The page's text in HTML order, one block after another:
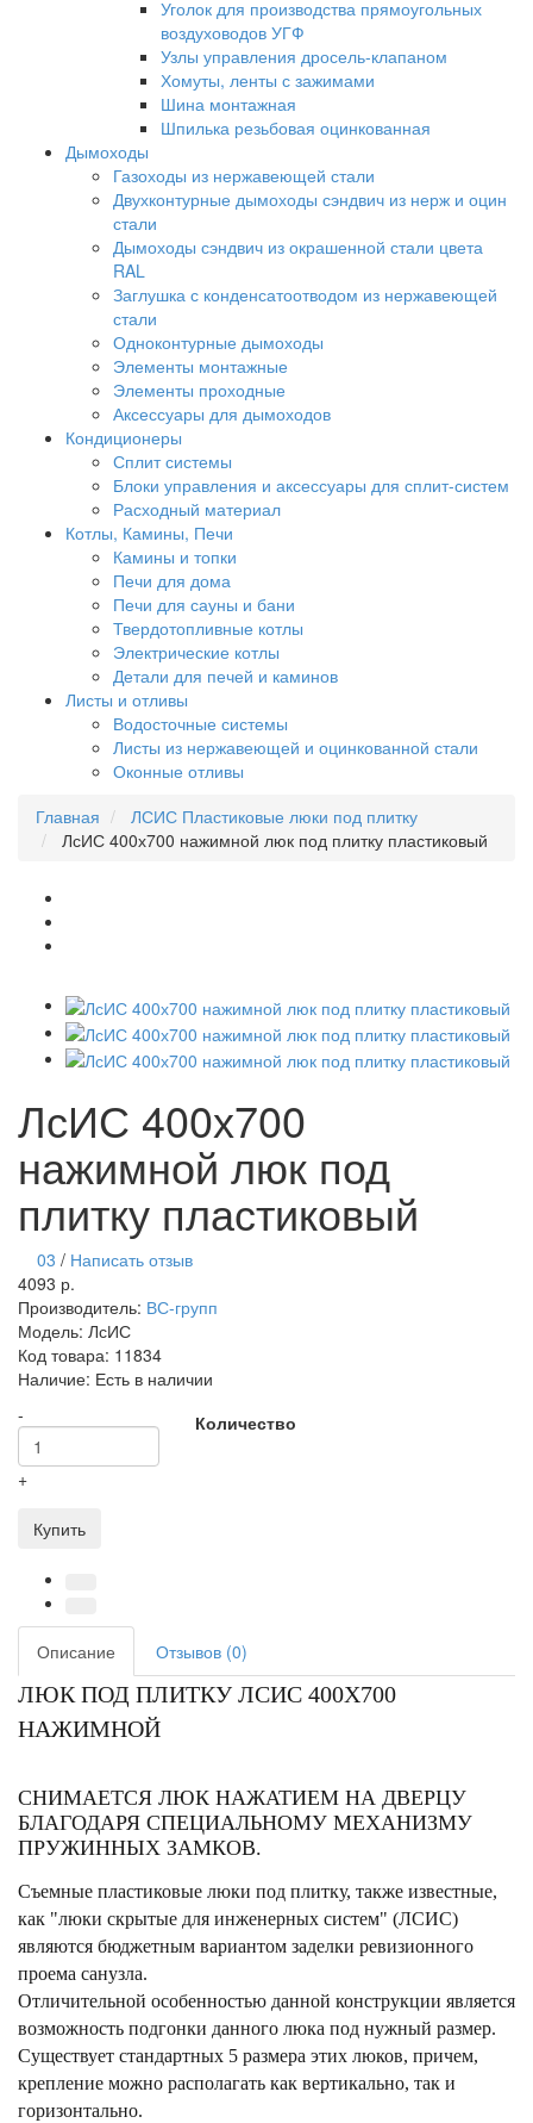
Уголок для производства прямоугольных
воздуховодов УГФ
Узлы управления дросель-клапаном
Хомуты, ленты с зажимами
Шина монтажная
Шпилька резьбовая оцинкованная
Дымоходы
Газоходы из нержавеющей стали
Двухконтурные дымоходы сэндвич из нерж и оцин
стали
Дымоходы сэндвич из окрашенной стали цвета
RAL
Заглушка с конденсатоотводом из нержавеющей
стали
Одноконтурные дымоходы
Элементы монтажные
Элементы проходные
Аксессуары для дымоходов
Кондиционеры
Сплит системы
Блоки управления и аксессуары для сплит-систем
Расходный материал
Котлы, Камины, Печи
Камины и топки
Печи для дома
Печи для сауны и бани
Твердотопливные котлы
Электрические котлы
Детали для печей и каминов
Листы и отливы
Водосточные системы
Листы из нержавеющей и оцинкованной стали
Оконные отливы
Главная
ЛСИС Пластиковые люки под плитку
ЛсИС 400х700 нажимной люк под плитку пластиковый
ЛсИС 400х700
нажимной люк под
плитку пластиковый
03 / Написать отзыв
4093 р.
Производитель: ВС-групп
Модель: ЛсИС
Код товара: 11834
Наличие: Есть в наличии
Количество
-
+
Купить
Описание Отзывов (0)
ЛЮК ПОД ПЛИТКУ ЛСИС 400Х700
НАЖИМНОЙ
СНИМАЕТСЯ ЛЮК НАЖАТИЕМ НА ДВЕРЦУ
БЛАГОДАРЯ СПЕЦИАЛЬНОМУ МЕХАНИЗМУ
ПРУЖИННЫХ ЗАМКОВ.
Съемные пластиковые люки под плитку, также известные,
как "люки скрытые для инженерных систем" (ЛСИС)
являются бюджетным вариантом заделки ревизионного
проема санузла.
Отличительной особенностью данной конструкции является
возможность подгонки данного люка под нужный размер.
Существует стандартных 5 размера этих люков, причем,
крепление можно располагать как вертикально, так и
горизонтально.